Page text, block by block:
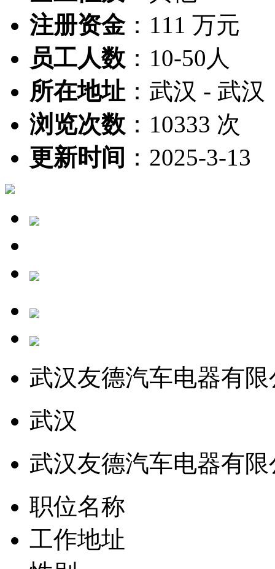
注册资金： 111 万元
员工人数 ： 10-50人
所在地址 ： 武汉 - 武汉
浏览次数 ： 10333 次
更新时间 ： 2025-3-13
武汉友德汽车电器有
武汉
武汉友德汽车电器有
职位名称
工作地址